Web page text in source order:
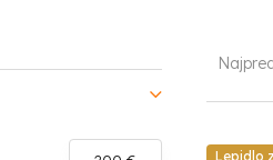
Lepidlo